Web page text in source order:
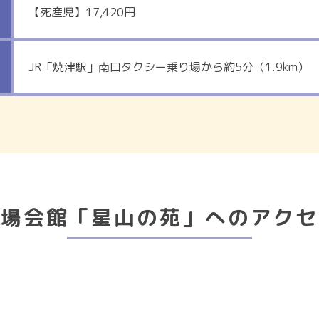
【死産児】17,420円
JR「焼津駅」南口タクシー乗り場から約5分（1.9km）
会館「星山の苑」へのアク